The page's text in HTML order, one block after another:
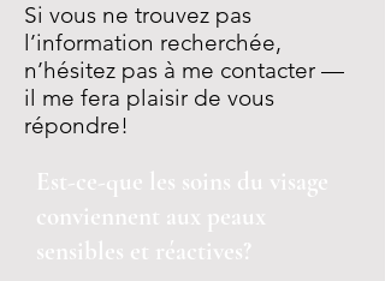
Si vous ne trouvez pas
l’information recherchée,
n’hésitez pas à me contacter —
il me fera plaisir de vous
répondre!
Est-ce-que les soins du visage
conviennent aux peaux
sensibles et réactives?